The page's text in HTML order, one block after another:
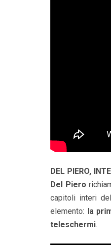
DEL PIERO,
Del Piero
capitoli interi
elemento: la
teleschermi.